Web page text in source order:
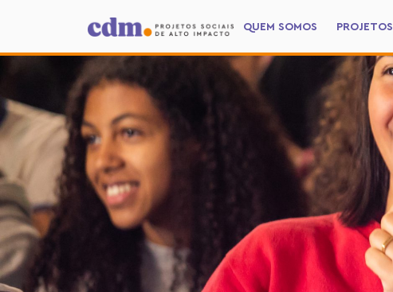
QUEM SOMOS PROJETOS